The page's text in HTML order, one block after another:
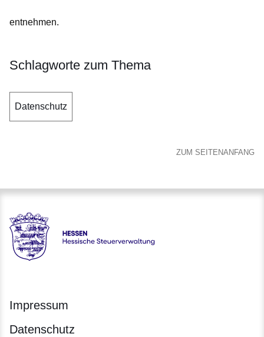
entnehmen.
Schlagworte zum Thema
Datenschutz
ZUM SEITENANFANG
Hessen - Hessische Steuerverwaltung
Impressum
Datenschutz